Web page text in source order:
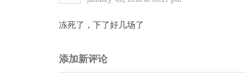
冻死了，下了好几场了
添加新评论